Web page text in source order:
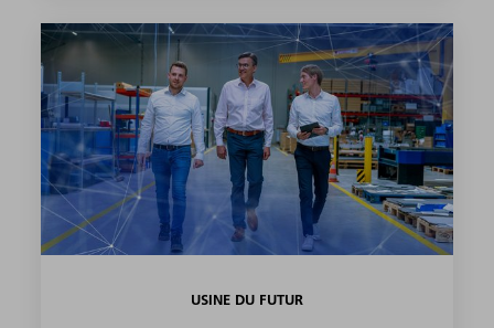
USINE DU FUTUR